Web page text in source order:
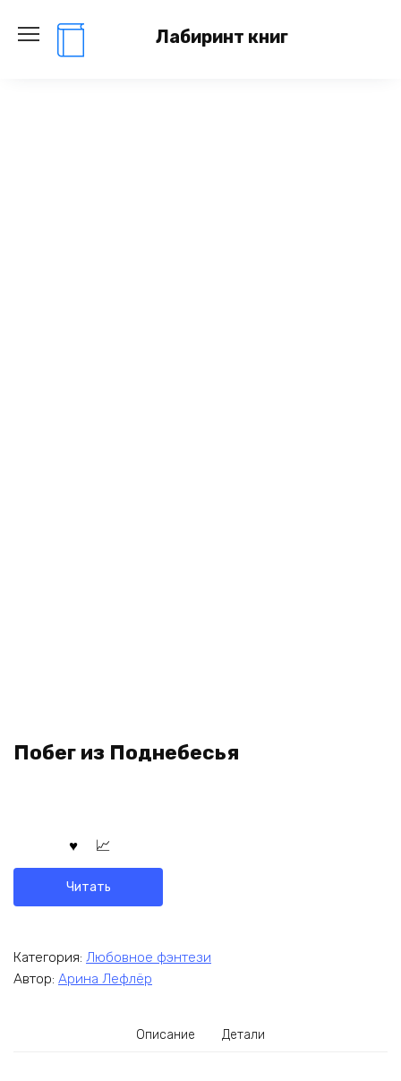
содержанию
Лабиринт книг
Побег из Поднебесья
Читать
Категория: Любовное фэнтези
Автор: Арина Лефлёр
Описание Детали